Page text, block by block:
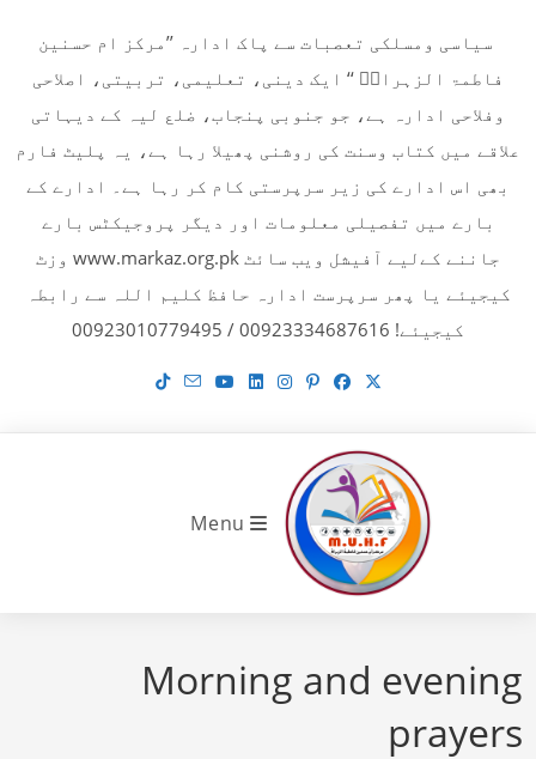
content
سیاسی ومسلکی تعصبات سے پاک ادارہ ’’مرکز ام حسنین
فاطمۃ الزہراءؓ ‘‘ ایک دینی، تعلیمی، تربیتی، اصلاحی
وفلاحی ادارہ ہے، جو جنوبی پنجاب، ضلع لیہ کے دیہاتی
علاقے میں کتاب وسنت کی روشنی پھیلا رہا ہے، یہ پلیٹ فارم
بھی اس ادارے کی زیر سرپرستی کام کر رہا ہے۔ ادارے کے
بارے میں تفصیلی معلومات اور دیگر پروجیکٹس بارے
جاننے کےلیے آفیشل ویب سائٹ www.markaz.org.pk وزٹ
کیجیئے یا پھر سرپرست ادارہ حافظ کلیم اللہ سے رابطہ
کیجیئے! 00923334687616 / 00923010779495
Menu
Morning and evening
prayers